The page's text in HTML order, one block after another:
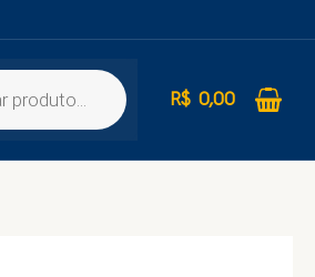
R$ 0,00